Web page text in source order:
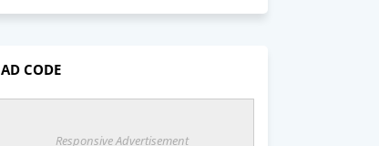
AD CODE
Responsive Advertisement